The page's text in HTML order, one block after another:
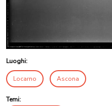
Luoghi:
Locarno Ascona
Temi: